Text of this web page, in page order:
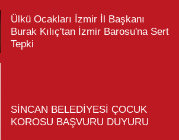
Ülkü Ocakları İzmir İl Başkanı
Burak Kılıç'tan İzmir Barosu'na Sert
Tepki
SİNCAN BELEDİYESİ ÇOCUK
KOROSU BAŞVURU DUYURU